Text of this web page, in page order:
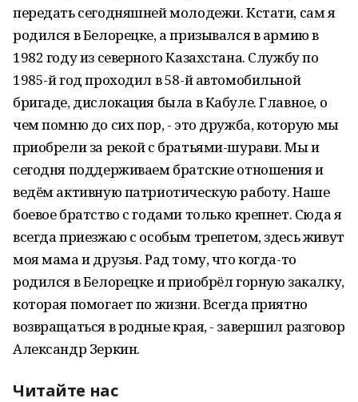
передать сегодняшней молодежи. Кстати, сам я
родился в Белорецке, а призывался в армию в
1982 году из северного Казахстана. Службу по
1985-й год проходил в 58-й автомобильной
бригаде, дислокация была в Кабуле. Главное, о
чем помню до сих пор, - это дружба, которую мы
приобрели за рекой с братьями-шурави. Мы и
сегодня поддерживаем братские отношения и
ведём активную патриотическую работу. Наше
боевое братство с годами только крепнет. Сюда я
всегда приезжаю с особым трепетом, здесь живут
моя мама и друзья. Рад тому, что когда-то
родился в Белорецке и приобрёл горную закалку,
которая помогает по жизни. Всегда приятно
возвращаться в родные края, - завершил разговор
Александр Зеркин.
Читайте нас